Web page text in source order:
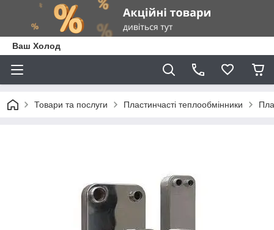
Ваш Холод
Товари та послуги Пластинчасті теплообмінники